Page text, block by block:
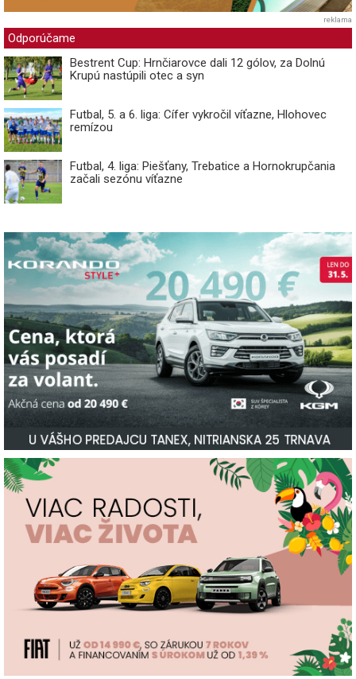
reklama
Odporúčame
Bestrent Cup: Hrnčiarovce dali 12 gólov, za Dolnú
Krupú nastúpili otec a syn
Futbal, 5. a 6. liga: Cífer vykročil víťazne, Hlohovec
remízou
Futbal, 4. liga: Piešťany, Trebatice a Hornokrupčania
začali sezónu víťazne